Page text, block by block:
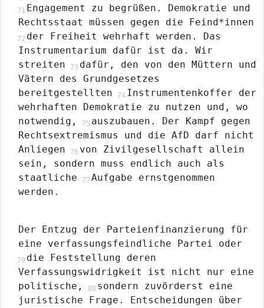
Engagement zu begrüßen. Demokratie und
Rechtsstaat müssen gegen die Feind*innen
der Freiheit wehrhaft werden. Das
Instrumentarium dafür ist da. Wir
streiten
dafür, den von den Müttern und
Vätern des Grundgesetzes
bereitgestellten
Instrumentenkoffer der
wehrhaften Demokratie zu nutzen und, wo
notwendig,
auszubauen. Der Kampf gegen
Rechtsextremismus und die AfD darf nicht
Anliegen
von Zivilgesellschaft allein
sein, sondern muss endlich auch als
staatliche
Aufgabe ernstgenommen
werden.
Der Entzug der Parteienfinanzierung für
eine verfassungsfeindliche Partei oder
die Feststellung deren
Verfassungswidrigkeit ist nicht nur eine
politische,
sondern zuvörderst eine
juristische Frage. Entscheidungen über